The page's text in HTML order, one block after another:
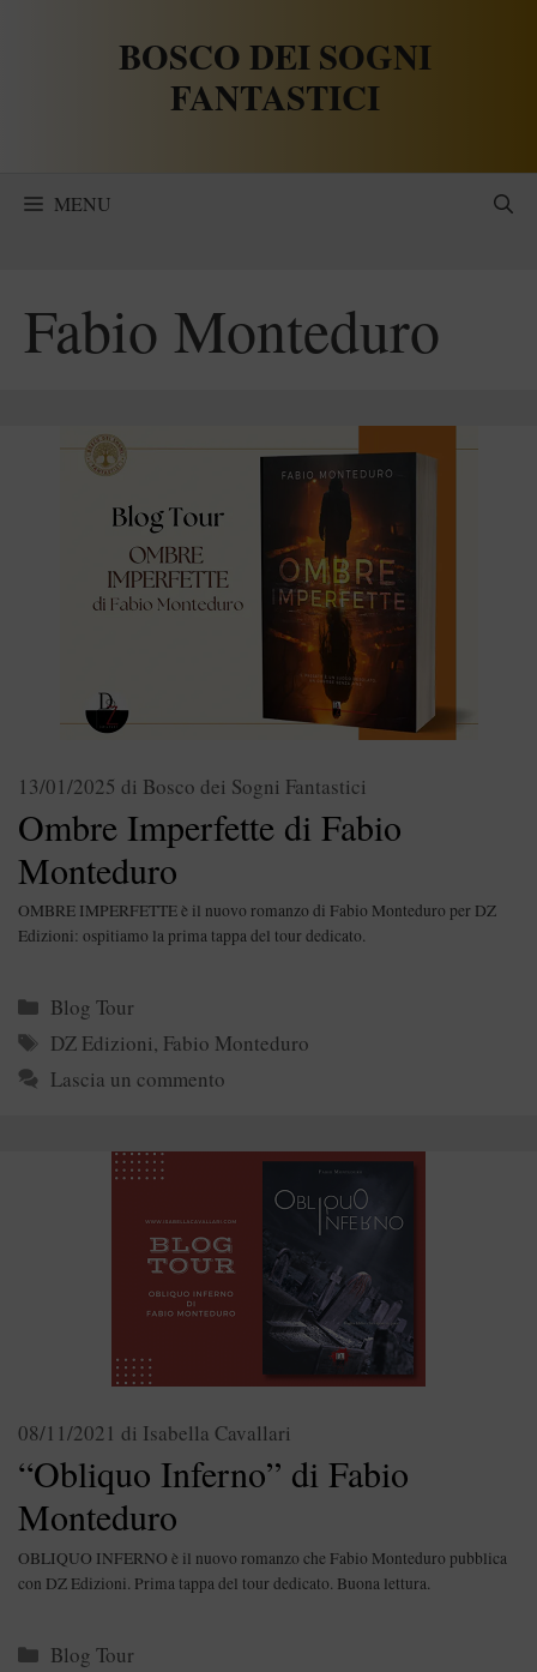
BOSCO DEI SOGNI
FANTASTICI
MENU
Fabio Monteduro
Ombre Imperfette di Fabio
Monteduro
13/01/2025 di Bosco dei Sogni Fantastici
OMBRE IMPERFETTE è il nuovo romanzo di Fabio Monteduro per DZ
Edizioni: ospitiamo la prima tappa del tour dedicato.
Categorie
Blog Tour
Tag
DZ Edizioni, Fabio Monteduro
Lascia un commento
“Obliquo Inferno” di Fabio
Monteduro
08/11/2021 di Isabella Cavallari
OBLIQUO INFERNO è il nuovo romanzo che Fabio Monteduro pubblica
con DZ Edizioni. Prima tappa del tour dedicato. Buona lettura.
Categorie
Blog Tour